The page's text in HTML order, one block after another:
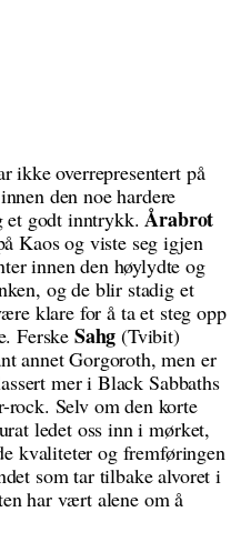
ikke overrepresentert på
den noe hardere
et godt inntrykk.Årabrot
Kaos og viste seg igjen
innen den høylydte og
og de blir stadig et
klare for å ta et steg opp
Ferske Sahg (Tvibit)
annet Gorgoroth, men er
mer i Black Sabbaths
rock. Selv om den korte
ledet oss inn i mørket,
kvaliteter og fremføringen
som tar tilbake alvoret i
har vært alene om å